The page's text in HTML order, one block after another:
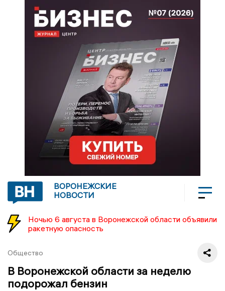
ВОРОНЕЖСКИЕ
НОВОСТИ
Ночью 6 августа в Воронежской области объявили
ракетную опасность
Общество
В Воронежской области за неделю
подорожал бензин